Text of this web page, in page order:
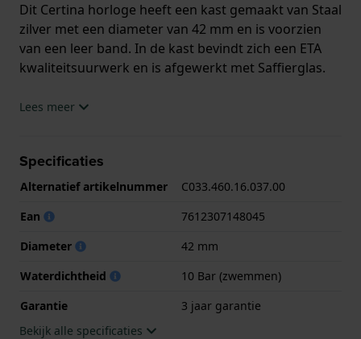
Dit Certina horloge heeft een kast gemaakt van Staal
zilver met een diameter van 42 mm en is voorzien
van een leer band. In de kast bevindt zich een ETA
kwaliteitsuurwerk en is afgewerkt met Saffierglas.
Het horloge is 10ATM. Dit betekent dat het horloge
.
Lees meer
Specificaties
Alternatief artikelnummer
C033.460.16.037.00
Ean
7612307148045
Diameter
42 mm
Waterdichtheid
10 Bar (zwemmen)
Garantie
3 jaar garantie
Bekijk alle specificaties